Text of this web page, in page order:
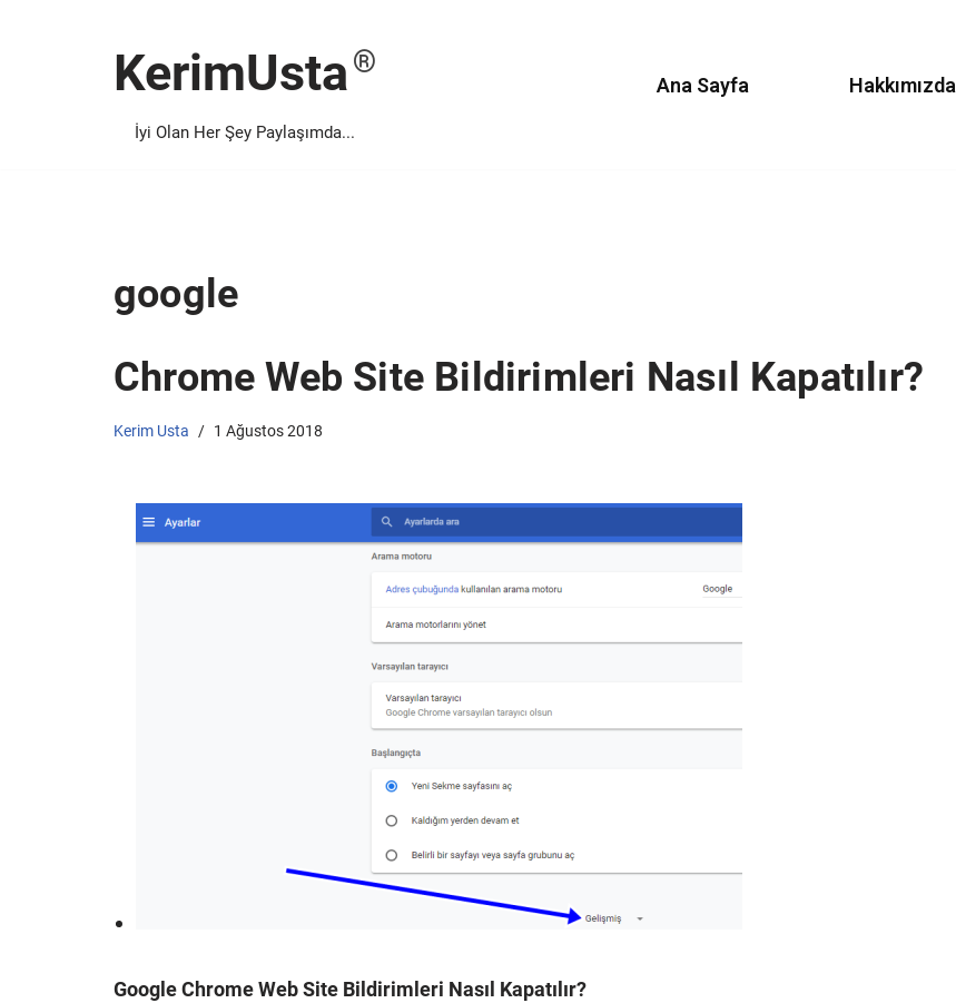
KerimUsta
İyi Olan Her Şey Paylaşımda...
Ana Sayfa Hakkımızda
google
Chrome Web Site Bildirimleri Nasıl Kapatılır?
Kerim Usta 1 Ağustos 2018
Google Chrome Web Site Bildirimleri Nasıl Kapatılır?